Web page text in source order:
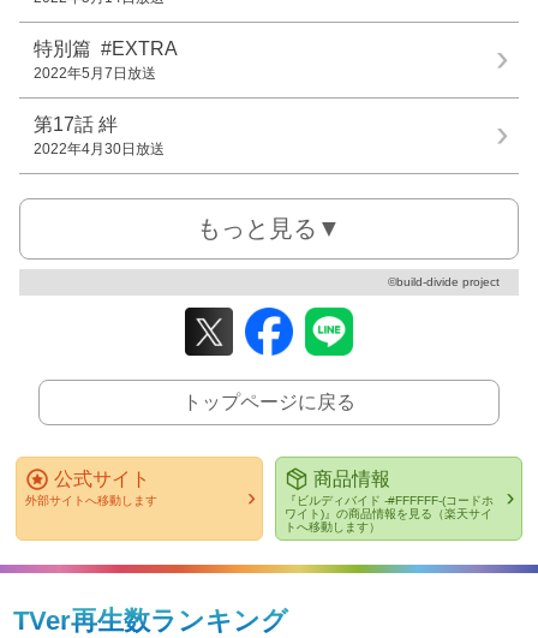
特別篇 #EXTRA
2022年5月7日放送
第17話 絆
2022年4月30日放送
もっと見る▼
©build-divide project
トップページに戻る
公式サイト
外部サイトへ移動します
商品情報
『ビルディバイド -#FFFFFF-(コードホ
ワイト)』の商品情報を見る（楽天サイ
トへ移動します）
TVer再生数ランキング